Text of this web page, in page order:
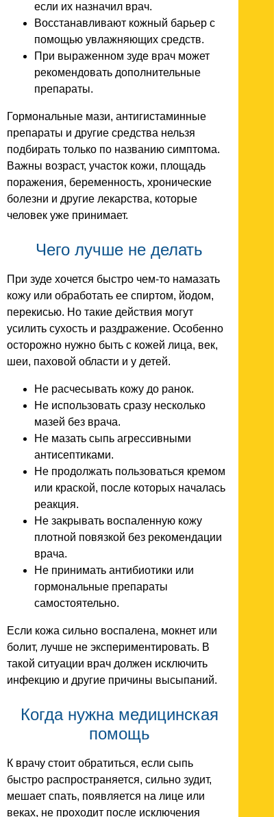
если их назначил врач.
Восстанавливают кожный барьер с
помощью увлажняющих средств.
При выраженном зуде врач может
рекомендовать дополнительные
препараты.
Гормональные мази, антигистаминные
препараты и другие средства нельзя
подбирать только по названию симптома.
Важны возраст, участок кожи, площадь
поражения, беременность, хронические
болезни и другие лекарства, которые
человек уже принимает.
Чего лучше не делать
При зуде хочется быстро чем-то намазать
кожу или обработать ее спиртом, йодом,
перекисью. Но такие действия могут
усилить сухость и раздражение. Особенно
осторожно нужно быть с кожей лица, век,
шеи, паховой области и у детей.
Не расчесывать кожу до ранок.
Не использовать сразу несколько
мазей без врача.
Не мазать сыпь агрессивными
антисептиками.
Не продолжать пользоваться кремом
или краской, после которых началась
реакция.
Не закрывать воспаленную кожу
плотной повязкой без рекомендации
врача.
Не принимать антибиотики или
гормональные препараты
самостоятельно.
Если кожа сильно воспалена, мокнет или
болит, лучше не экспериментировать. В
такой ситуации врач должен исключить
инфекцию и другие причины высыпаний.
Когда нужна медицинская
помощь
К врачу стоит обратиться, если сыпь
быстро распространяется, сильно зудит,
мешает спать, появляется на лице или
веках, не проходит после исключения